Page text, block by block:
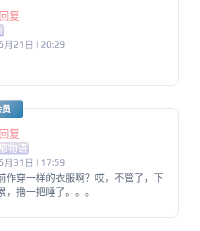
复
月21日 | 20:29
员
复
物语
月31日 | 17:59
作穿一样的衣服啊？哎，不管了，下
，撸一把睡了。。。